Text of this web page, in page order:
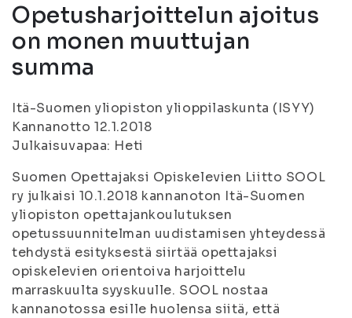
Opetusharjoittelun ajoitus
on monen muuttujan
summa
Itä-Suomen yliopiston ylioppilaskunta (ISYY)
Kannanotto 12.1.2018
Julkaisuvapaa: Heti
Suomen Opettajaksi Opiskelevien Liitto SOOL
ry julkaisi 10.1.2018 kannanoton Itä-Suomen
yliopiston opettajankoulutuksen
opetussuunnitelman uudistamisen yhteydessä
tehdystä esityksestä siirtää opettajaksi
opiskelevien orientoiva harjoittelu
marraskuulta syyskuulle. SOOL nostaa
kannanotossa esille huolensa siitä, että